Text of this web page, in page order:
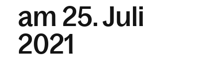
am 25. Juli
2021